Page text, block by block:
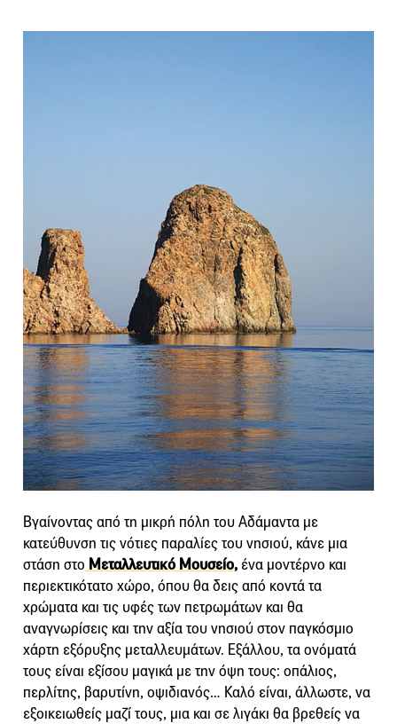
Βγαίνοντας από τη μικρή πόλη του Αδάμαντα με
κατεύθυνση τις νότιες παραλίες του νησιού, κάνε μια
στάση στο Μεταλλευτικό Μουσείο, ένα μοντέρνο και
περιεκτικότατο χώρο, όπου θα δεις από κοντά τα
χρώματα και τις υφές των πετρωμάτων και θα
αναγνωρίσεις και την αξία του νησιού στον παγκόσμιο
χάρτη εξόρυξης μεταλλευμάτων. Εξάλλου, τα ονόματά
τους είναι εξίσου μαγικά με την όψη τους: οπάλιος,
περλίτης, βαρυτίνη, οψιδιανός… Καλό είναι, άλλωστε, να
εξοικειωθείς μαζί τους, μια και σε λιγάκι θα βρεθείς να